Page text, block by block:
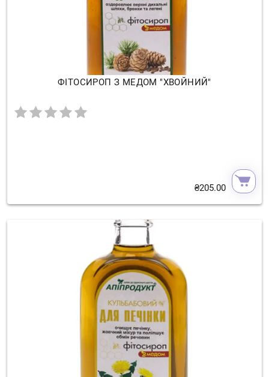
ФІТОСИРОП З МЕДОМ "ХВОЙНИЙ"
₴205.00